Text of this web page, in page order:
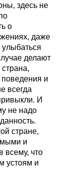
здесь не
о
даже
делают
и
всегда
И
не надо
стране,
и
всему, что
устоям и